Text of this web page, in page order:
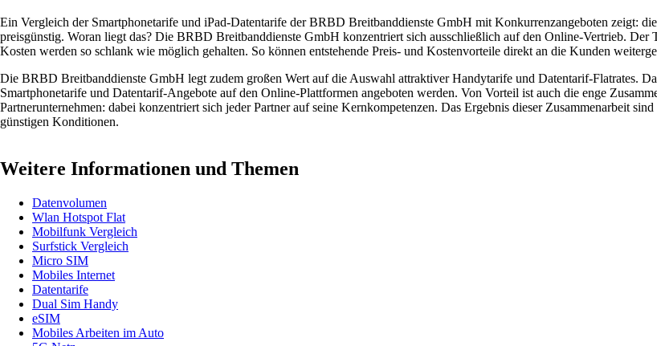
Ein Vergleich der Smartphonetarife und iPad-Datentarife der BRBD Breitbanddienste GmbH mit Konkurrenzangeboten zeigt:
preisgünstig. Woran liegt das? Die BRBD Breitbanddienste GmbH konzentriert sich ausschließlich auf den Online-Vertrieb. Der
Kosten werden so schlank wie möglich gehalten. So können entstehende Preis- und Kostenvorteile direkt an die Kunden
Die BRBD Breitbanddienste GmbH legt zudem großen Wert auf die Auswahl attraktiver Handytarife und Datentarif-Flatrates.
Smartphonetarife und Datentarif-Angebote auf den Online-Plattformen angeboten werden. Von Vorteil ist auch die enge
Partnerunternehmen: dabei konzentriert sich jeder Partner auf seine Kernkompetenzen. Das Ergebnis dieser Zusammenarbeit
günstigen Konditionen.
Weitere Informationen und Themen
Datenvolumen
Wlan Hotspot Flat
Mobilfunk Vergleich
Surfstick Vergleich
Micro SIM
Mobiles Internet
Datentarife
Dual Sim Handy
eSIM
Mobiles Arbeiten im Auto